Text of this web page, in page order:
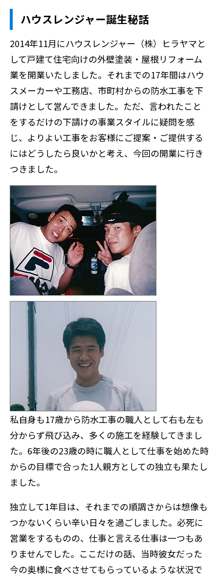
ハウスレンジャー誕生秘話
2014年11月にハウスレンジャー（株）ヒラヤマと
して戸建て住宅向けの外壁塗装・屋根リフォーム
業を開業いたしました。それまでの17年間はハウ
スメーカーや工務店、市町村からの防水工事を下
請けとして営んできました。ただ、言われたこと
をするだけの下請けの事業スタイルに疑問を感
じ、よりよい工事をお客様にご提案・ご提供する
にはどうしたら良いかと考え、今回の開業に行き
つきました。
私自身も17歳から防水工事の職人として右も左も
分からず飛び込み、多くの施工を経験してきまし
た。6年後の23歳の時に職人として仕事を始めた時
からの目標で合った1人親方としての独立も果たし
ました。
独立して1年目は、それまでの順調さからは想像も
つかないくらい辛い日々を過ごしました。必死に
営業をするものの、仕事と言える仕事は一つもあ
りませんでした。ここだけの話、当時彼女だった
今の奥様に食べさせてもらっているような状況で